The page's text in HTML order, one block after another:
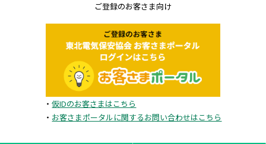
ご登録のお客さま向け
・仮IDのお客さまはこちら
・ お客さまポータルに関するお問い合わせはこちら